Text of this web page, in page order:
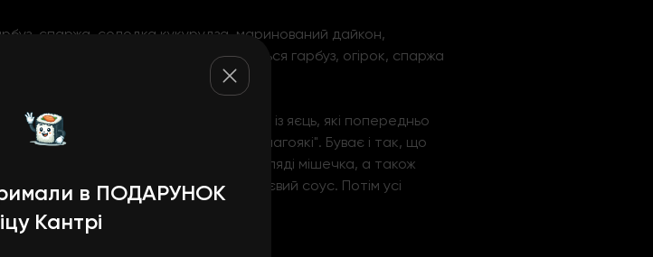
спаржа, солодка кукурудза, маринований дайкон,
списку найчастіше зустрічається гарбуз, огірок, спаржа
авокадо та чорнослив.
і яйця? Японці роблять омлет із яєць, які попередньо
кілька шарів. Він називається "Тамагоякі". Буває і так, що
рисові форму, зробивши його у вигляді мішечка, а також
майонез, яйця, цукор та соєвий соус. Потім усі
в ПОДАРУНОК
Кантрі